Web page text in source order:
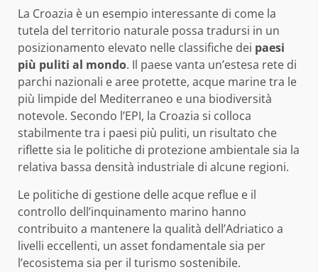
La Croazia è un esempio interessante di come la
tutela del territorio naturale possa tradursi in un
posizionamento elevato nelle classifiche dei paesi
più puliti al mondo. Il paese vanta un’estesa rete di
parchi nazionali e aree protette, acque marine tra le
più limpide del Mediterraneo e una biodiversità
notevole. Secondo l’EPI, la Croazia si colloca
stabilmente tra i paesi più puliti, un risultato che
riflette sia le politiche di protezione ambientale sia la
relativa bassa densità industriale di alcune regioni.
Le politiche di gestione delle acque reflue e il
controllo dell’inquinamento marino hanno
contribuito a mantenere la qualità dell’Adriatico a
livelli eccellenti, un asset fondamentale sia per
l’ecosistema sia per il turismo sostenibile.